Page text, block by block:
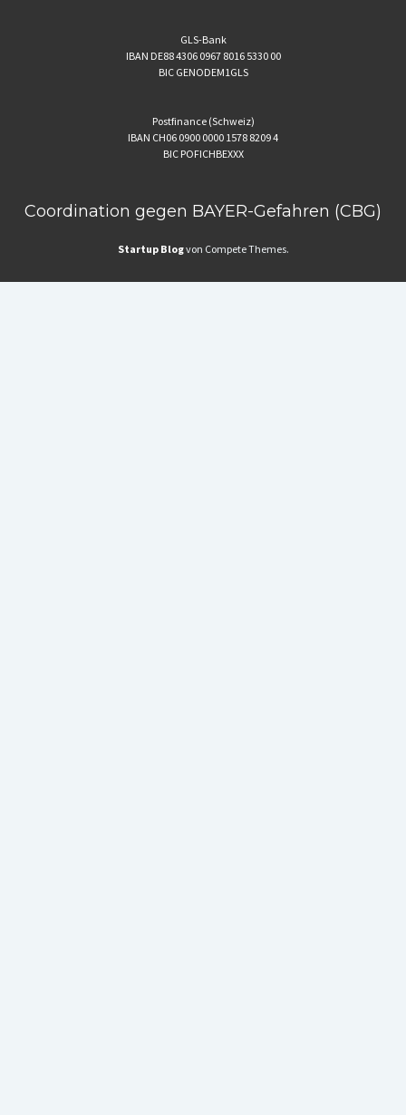
GLS-Bank
IBAN DE88 4306 0967 8016 5330 00
BIC GENODEM1GLS
Postfinance (Schweiz)
IBAN CH06 0900 0000 1578 8209 4
BIC POFICHBEXXX
Coordination gegen BAYER-Gefahren (CBG)
Startup Blogvon Compete Themes.